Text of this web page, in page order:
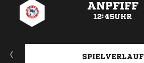
ANPFIFF
12:45UHR
SPIELVERLAUF